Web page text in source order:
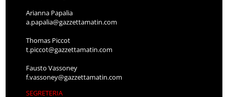
Arianna Papalia
a.papalia@gazzettamatin.com
Thomas Piccot
t.piccot@gazzettamatin.com
Fausto Vassoney
f.vassoney@gazzettamatin.com
SEGRETERIA